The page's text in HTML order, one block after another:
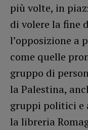
più volte, in
di volere la fine
l’opposizione a
come quelle
gruppo di
la Palestina,
gruppi politici e
la libreria